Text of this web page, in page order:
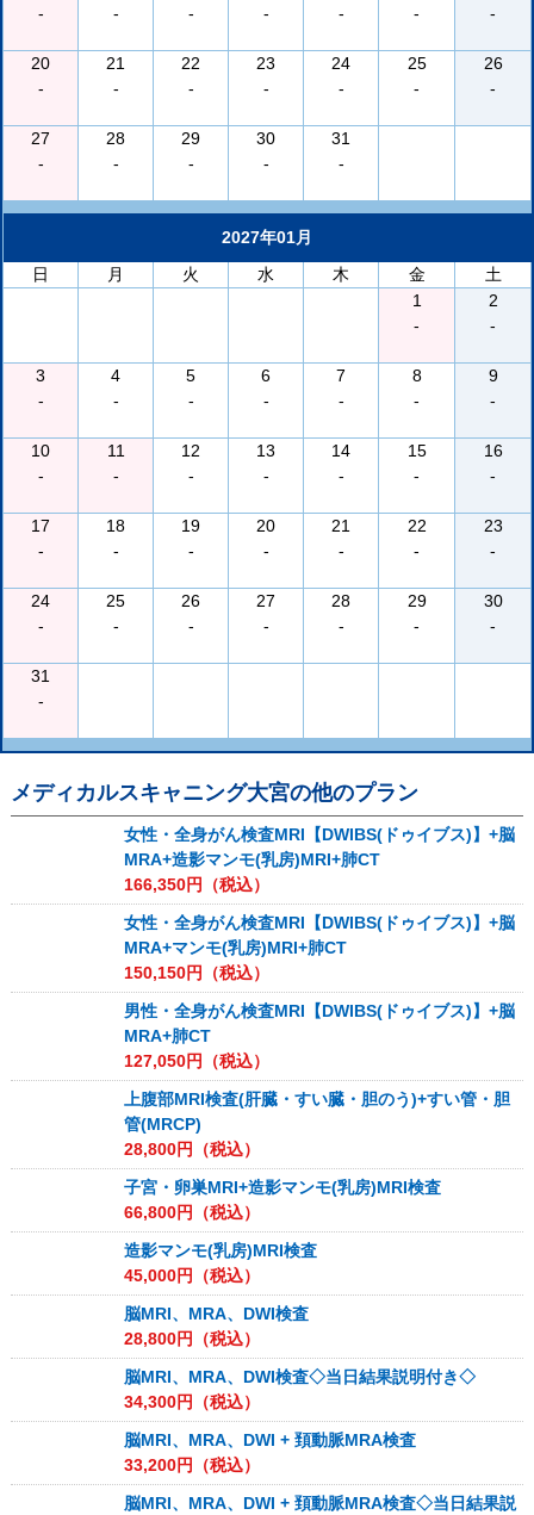
-
-
-
-
-
-
-
20
-
21
-
22
-
23
-
24
-
25
-
26
-
27
-
28
-
29
-
30
-
31
-
2027年01月
日
月 火 水 木 金
土
1
-
2
-
3
-
4
-
5
-
6
-
7
-
8
-
9
-
10
-
11
-
12
-
13
-
14
-
15
-
16
-
17
-
18
-
19
-
20
-
21
-
22
-
23
-
24
-
25
-
26
-
27
-
28
-
29
-
30
-
31
-
メディカルスキャニング大宮の他のプラン
女性・全身がん検査MRI【DWIBS(ドゥイブス)】+脳
MRA+造影マンモ(乳房)MRI+肺CT
166,350円（税込）
女性・全身がん検査MRI【DWIBS(ドゥイブス)】+脳
MRA+マンモ(乳房)MRI+肺CT
150,150円（税込）
男性・全身がん検査MRI【DWIBS(ドゥイブス)】+脳
MRA+肺CT
127,050円（税込）
上腹部MRI検査(肝臓・すい臓・胆のう)+すい管・胆
管(MRCP)
28,800円（税込）
子宮・卵巣MRI+造影マンモ(乳房)MRI検査
66,800円（税込）
造影マンモ(乳房)MRI検査
45,000円（税込）
脳MRI、MRA、DWI検査
28,800円（税込）
脳MRI、MRA、DWI検査◇当日結果説明付き◇
34,300円（税込）
脳MRI、MRA、DWI + 頚動脈MRA検査
33,200円（税込）
脳MRI、MRA、DWI + 頚動脈MRA検査◇当日結果説